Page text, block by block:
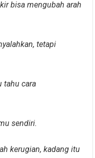
bisa mengubah arah
tetapi
tahu cara
sendiri.
kerugian, kadang itu